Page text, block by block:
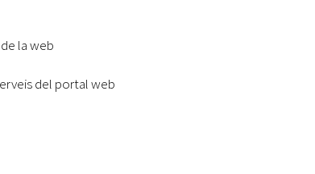
88
la web
del portal web